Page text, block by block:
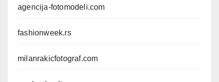
agencija-fotomodeli.com
fashionweek.rs
milanrakicfotograf.com